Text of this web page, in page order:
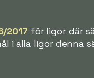
2017 för ligor där
i alla ligor denna